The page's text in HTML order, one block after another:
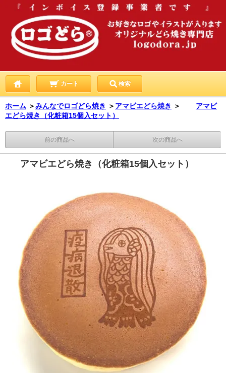
カート 検索
ホーム ＞みんなでロゴどら焼き ＞ アマビエどら焼き ＞
アマビ
エどら焼き（化粧箱15個入セット）
前の商品へ 次の商品へ
アマビエどら焼き（化粧箱15個入セット）